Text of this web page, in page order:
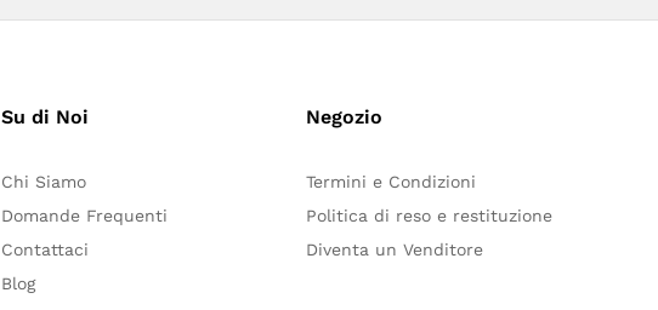
Su di Noi
Chi Siamo
Domande Frequenti
Contattaci
Blog
Negozio
Termini e Condizioni
Politica di reso e restituzione
Diventa un Venditore